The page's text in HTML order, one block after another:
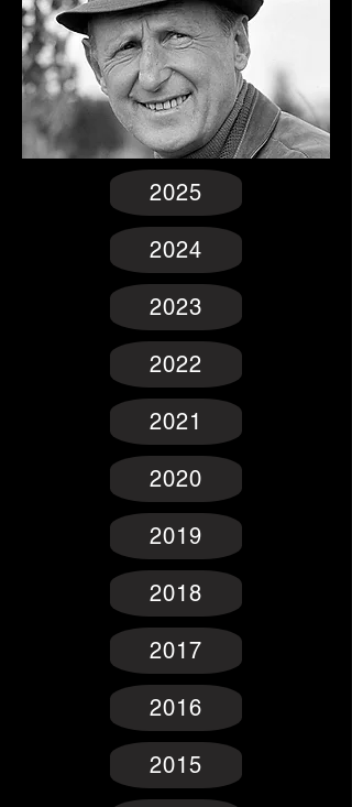
2025
2024
2023
2022
2021
2020
2019
2018
2017
2016
2015